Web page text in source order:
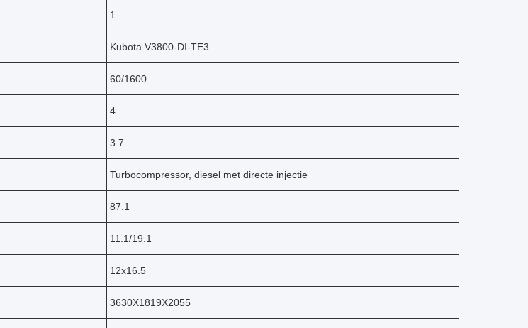
1
Kubota V3800-DI-TE3
60/1600
4
3.7
Turbocompressor, diesel met directe injectie
87.1
11.1/19.1
12x16.5
3630X1819X2055